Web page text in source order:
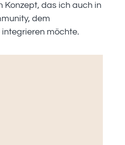
Konzept, das ich auch in
dem
integrieren möchte.